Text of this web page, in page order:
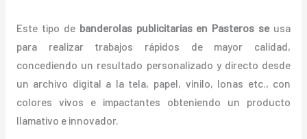
Este tipo de banderolas publicitarias en Pasteros seusa
para realizar trabajos rápidos de mayor calidad,
concediendo un resultado personalizado y directo desde
un archivo digital a la tela, papel, vinilo, lonas etc., con
colores vivos e impactantes obteniendo un producto
llamativo e innovador.